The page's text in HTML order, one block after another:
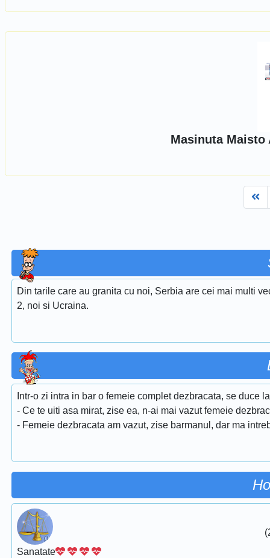
Masinuta Maisto
Din tarile care au granita cu noi, Serbia are cei mai multi
2, noi si Ucraina.
Intr-o zi intra in bar o femeie complet dezbracata, se duce
- Ce te uiti asa mirat, zise ea, n-ai mai vazut femeie
- Femeie dezbracata am vazut, zise barmanul, dar ma
Sanatate